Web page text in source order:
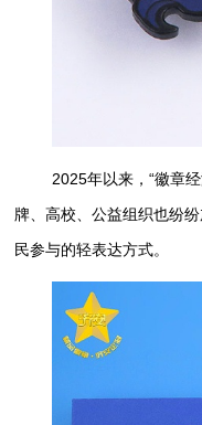
2025年以来，“徽章
牌、高校、公益组织也纷
民参与的轻表达方式。